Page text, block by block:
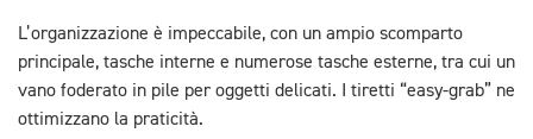
L’organizzazione è impeccabile, con un ampio scomparto
principale, tasche interne e numerose tasche esterne, tra cui un
vano foderato in pile per oggetti delicati. I tiretti “easy-grab” ne
ottimizzano la praticità.